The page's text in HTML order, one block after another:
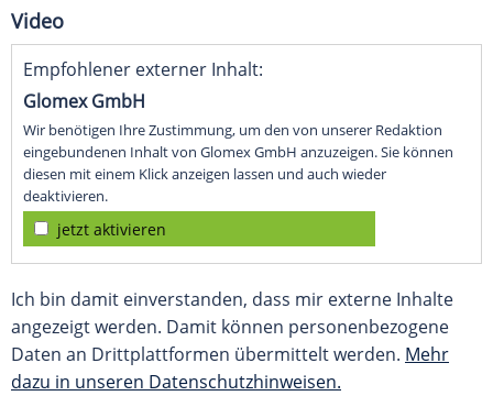
Video
Empfohlener externer Inhalt:
Glomex GmbH
Wir benötigen Ihre Zustimmung, um den von unserer Redaktion
eingebundenen Inhalt von Glomex GmbH anzuzeigen. Sie können
diesen mit einem Klick anzeigen lassen und auch wieder
deaktivieren.
jetzt aktivieren
Ich bin damit einverstanden, dass mir externe Inhalte
angezeigt werden. Damit können personenbezogene
Daten an Drittplattformen übermittelt werden. Mehr
dazu in unseren Datenschutzhinweisen.